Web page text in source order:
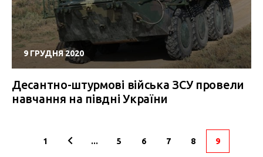
9 ГРУДНЯ 2020
Десантно-штурмові війська ЗСУ провели
навчання на півдні України
1 ... 5 6 7 8 9